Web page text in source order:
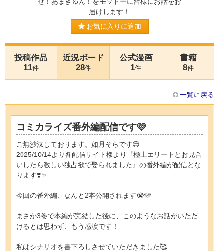
届けします！
お気に入りに追加
投稿作品
11件
近況ボード
28件
公式漫画
1件
書籍
8件
一覧に戻る
コミカライズ番外編配信です🩷
ご無沙汰しております。如月そらです😊
2025/10/14より各配信サイト様より『極上エリートとお見合
いしたら激しい独占欲で娶られました』の番外編が配信とな
ります❣️✨
今回の番外編、なんと2本公開されます😭🩷
まさか3巻で本編が完結した後に、このようなお話がいただ
けるとは思わず、もう感涙です！
私はシナリオを書下ろしさせていただきました🥰